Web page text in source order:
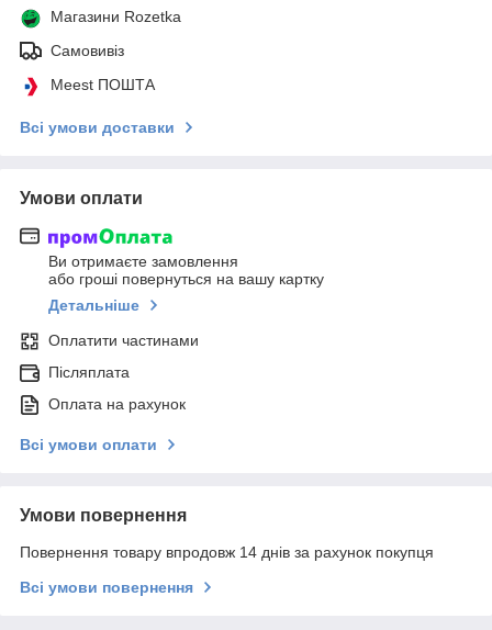
Магазини Rozetka
Самовивіз
Meest ПОШТА
Всі умови доставки
Умови оплати
Ви отримаєте замовлення
або гроші повернуться на вашу картку
Детальніше
Оплатити частинами
Післяплата
Оплата на рахунок
Всі умови оплати
Умови повернення
Повернення товару впродовж 14 днів за рахунок покупця
Всі умови повернення